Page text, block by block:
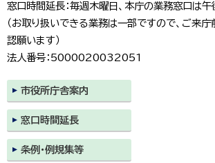
窓口時間延長：毎週木曜日、本庁の業務窓口は
（お取り扱いできる業務は一部ですので、ご来
認願います）
法人番号：5000020032051
市役所庁舎案内
窓口時間延長
条例・例規集等